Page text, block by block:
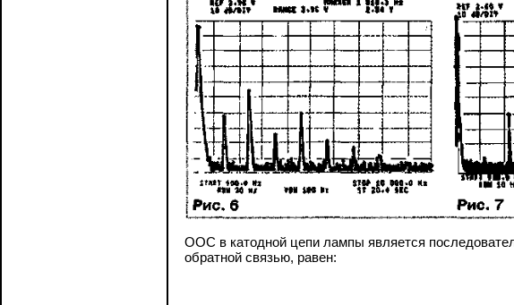
ООС в катодной цепи лампы является
обратной связью, равен: